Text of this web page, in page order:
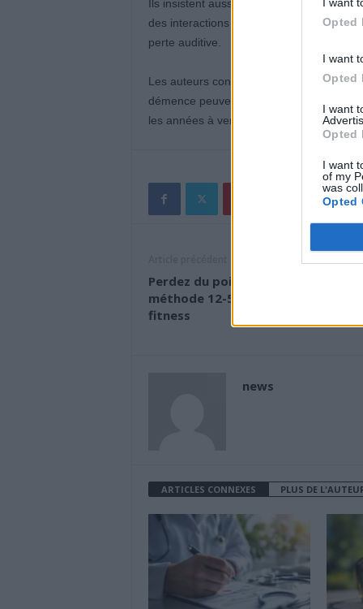
Opted
I want
Opted
I want
Opted
I want
of my
was
Opted
Ils insistent aussi sur l’importance des
des interactions sociales ou la gestion de
perte auditive.
Les auteurs concluent en affirmant que
démence peuvent apparaître bien avant
les années à venir.
Perdez du poids facilement avec la
méthode 12-5-30, la nouvelle
fitness
news
ARTICLES CONNEXES PLUS DE